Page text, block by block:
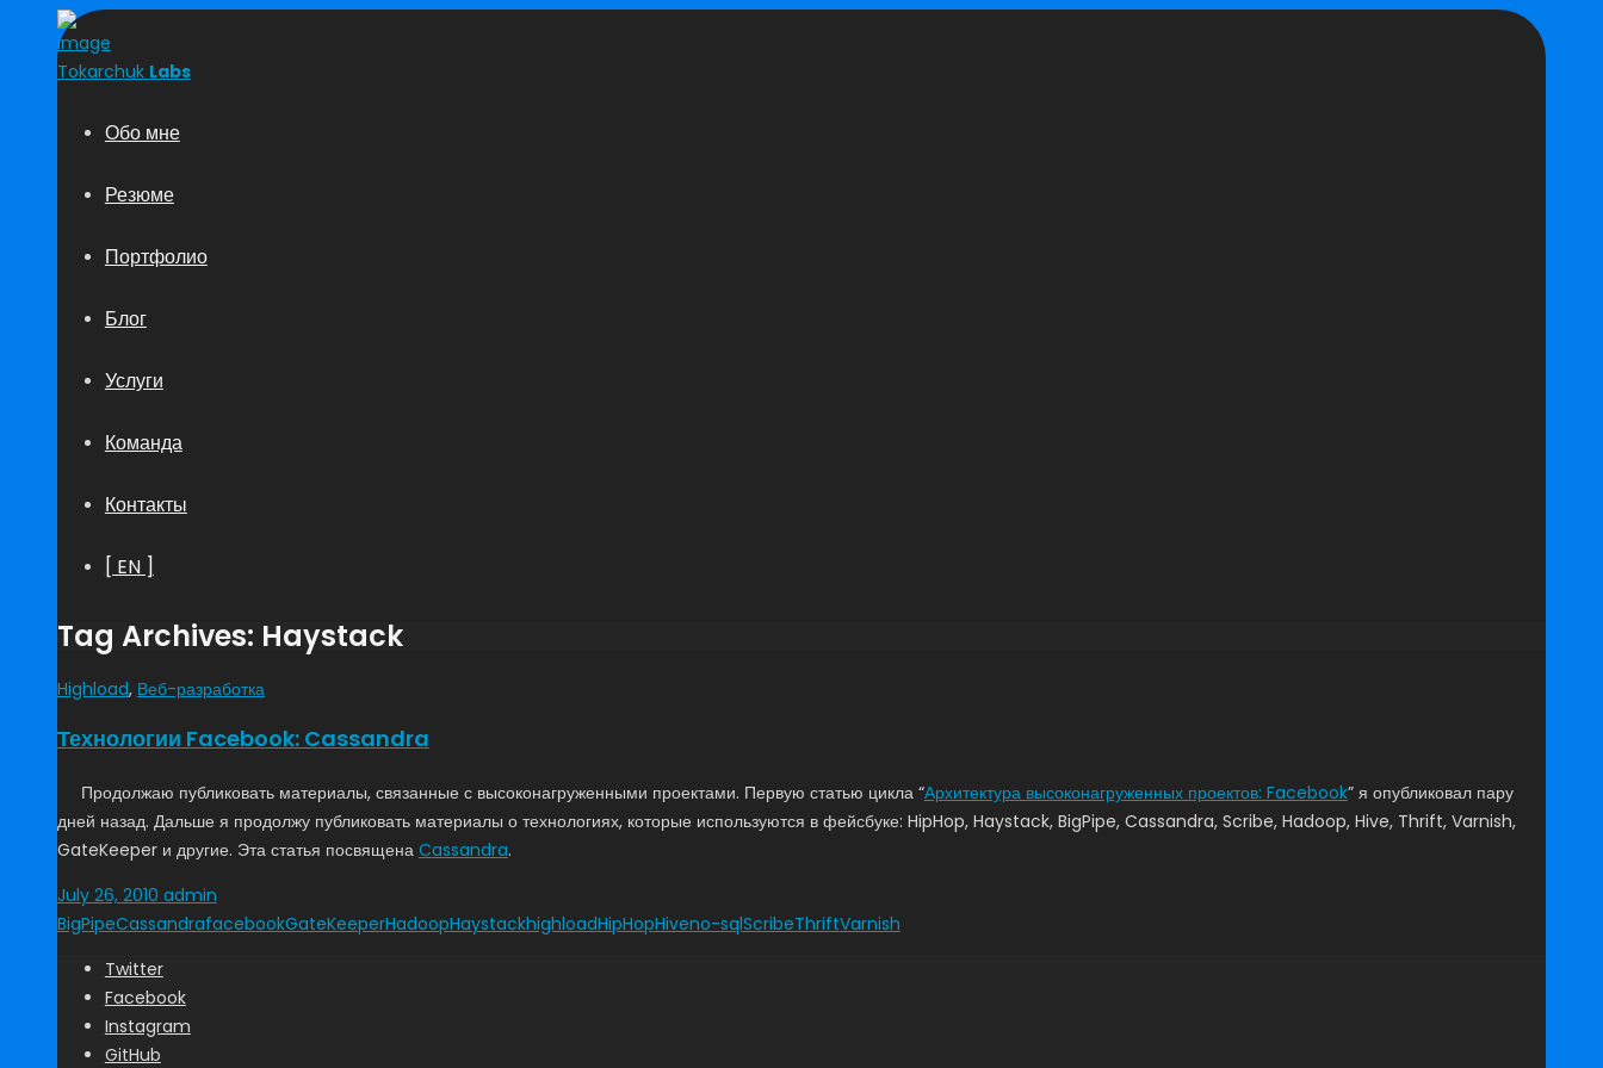
Tokarchuk Labs
Обо мне
Резюме
Портфолио
Блог
Услуги
Команда
Контакты
[ EN ]
Tag Archives: Haystack
Highload, Веб-разработка
Технологии Facebook: Cassandra
Продолжаю публиковать материалы, связанные с высоконагруженными проектами. Первую статью цикла “Архитектура высоконагруженных проектов: Facebook” я опубликовал пару
дней назад. Дальше я продолжу публиковать материалы о технологиях, которые используются в фейсбуке: HipHop, Haystack, BigPipe, Cassandra, Scribe, Hadoop, Hive, Thrift, Varnish,
GateKeeper и другие. Эта статья посвящена Cassandra.
July 26, 2010 admin
BigPipeCassandrafacebookGateKeeperHadoopHaystackhighloadHipHopHiveno-sqlScribeThriftVarnish
Twitter
Facebook
Instagram
GitHub